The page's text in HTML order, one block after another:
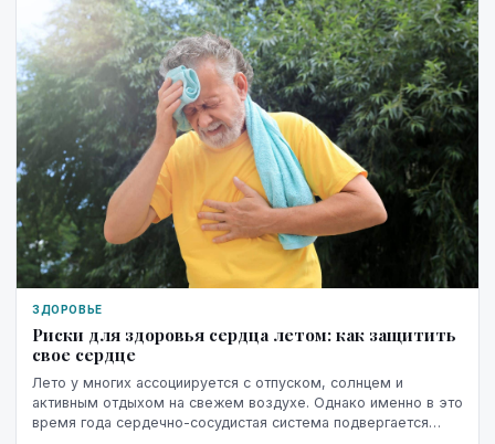
ЗДОРОВЬЕ
Риски для здоровья сердца летом: как защитить
свое сердце
Лето у многих ассоциируется с отпуском, солнцем и
активным отдыхом на свежем воздухе. Однако именно в это
время года сердечно-сосудистая система подвергается